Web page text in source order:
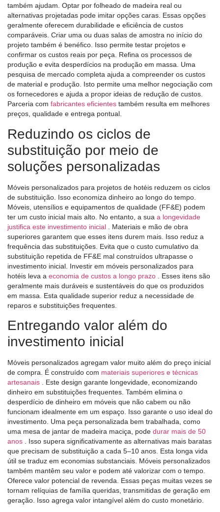
também ajudam. Optar por folheado de madeira real ou
alternativas projetadas pode imitar opções caras. Essas opções
geralmente oferecem durabilidade e eficiência de custos
comparáveis. Criar uma ou duas salas de amostra no início do
projeto também é benéfico. Isso permite testar projetos e
confirmar os custos reais por peça. Refina os processos de
produção e evita desperdícios na produção em massa. Uma
pesquisa de mercado completa ajuda a compreender os custos
de material e produção. Isto permite uma melhor negociação com
os fornecedores e ajuda a propor ideias de redução de custos.
Parceria com fabricantes eficientes também resulta em melhores
preços, qualidade e entrega pontual.
Reduzindo os ciclos de
substituição por meio de
soluções personalizadas
Móveis personalizados para projetos de hotéis reduzem os ciclos
de substituição. Isso economiza dinheiro ao longo do tempo.
Móveis, utensílios e equipamentos de qualidade (FF&E) podem
ter um custo inicial mais alto. No entanto, a sua a longevidade
justifica este investimento inicial
. Materiais e mão de obra
superiores garantem que esses itens durem mais. Isso reduz a
frequência das substituições. Evita que o custo cumulativo da
substituição repetida de FF&E mal construídos ultrapasse o
investimento inicial. Investir em móveis personalizados para
hotéis leva a economia de custos a longo prazo
. Esses itens são
geralmente mais duráveis ​​e sustentáveis ​​do que os produzidos
em massa. Esta qualidade superior reduz a necessidade de
reparos e substituições frequentes.
Entregando valor além do
investimento inicial
Móveis personalizados agregam valor muito além do preço inicial
de compra. É construído com materiais superiores e técnicas
artesanais
. Este design garante longevidade, economizando
dinheiro em substituições frequentes. Também elimina o
desperdício de dinheiro em móveis que não cabem ou não
funcionam idealmente em um espaço. Isso garante o uso ideal do
investimento. Uma peça personalizada bem trabalhada, como
uma mesa de jantar de madeira maciça, pode durar mais de 50
anos
. Isso supera significativamente as alternativas mais baratas
que precisam de substituição a cada 5–10 anos. Esta longa vida
útil se traduz em economias substanciais. Móveis personalizados
também mantêm seu valor e podem até valorizar com o tempo.
Oferece valor potencial de revenda. Essas peças muitas vezes se
tornam relíquias de família queridas, transmitidas de geração em
geração. Isso agrega valor intangível além do custo monetário.